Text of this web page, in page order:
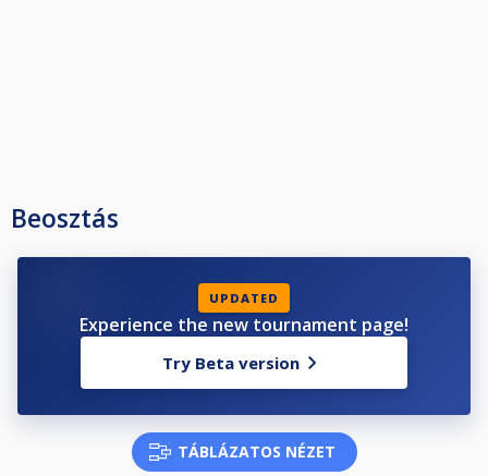
Beosztás
UPDATED
Experience the new tournament page!
Try Beta version
TÁBLÁZATOS NÉZET